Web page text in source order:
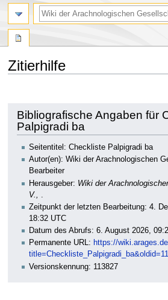
Zitierhilfe
springen
springen
Bibliografische Angaben für
Palpigradi ba
Seitentitel: Checkliste Palpigradi ba
Autor(en): Wiki der Arachnologischen
Bearbeiter
Herausgeber: Wiki der
V.,
Zeitpunkt der letzten Bearbeitung: 4.
18:32 UTC
Datum des Abrufs: 6. August 2026,
Permanente URL: https://
Versionskennung: 113827